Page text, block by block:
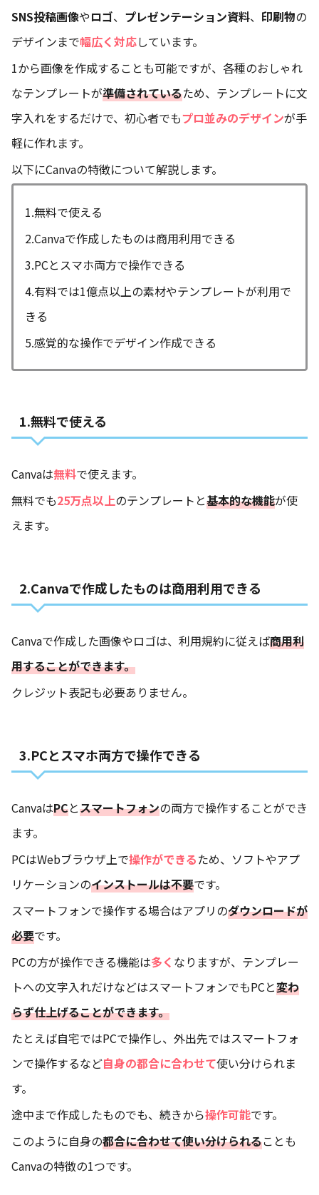
SNS投稿画像やロゴ、 プレゼンテーション資料、 印刷物の
デザインまで幅広く対応しています。
1から画像を作成することも可能ですが、各種のおしゃれ
なテンプレートが準備されているため、テンプレートに文
字入れをするだけで、初心者でもプロ並みのデザインが手
軽に作れます。
以下にCanvaの特徴について解説します。
1.無料で使える
2.Canvaで作成したものは商用利用できる
3.PCとスマホ両方で操作できる
4.有料では1億点以上の素材やテンプレートが利用で
きる
5.感覚的な操作でデザイン作成できる
1.無料で使える
Canvaは無料で使えます。
無料でも25万点以上のテンプレートと基本的な機能が使
えます。
2.Canvaで作成したものは商用利用できる
Canvaで作成した画像やロゴは、利用規約に従えば商用利
用することができます。
クレジット表記も必要ありません。
3.PCとスマホ両方で操作できる
CanvaはPCとスマートフォンの両方で操作することができ
ます。
PCはWebブラウザ上で操作ができるため、ソフトやアプ
リケーションのインストールは不要です。
スマートフォンで操作する場合はアプリのダウンロードが
必要です。
PCの方が操作できる機能は多く なりますが、テンプレー
トへの文字入れだけなどはスマートフォンでもPCと変わ
らず仕上げることができます。
たとえば自宅ではPCで操作し、外出先ではスマートフォ
ンで操作するなど自身の都合に合わせて使い分けられま
す。
途中まで作成したものでも、続きから操作可能です。
このように自身の都合に合わせて使い分けられることも
Canvaの特徴の1つです。